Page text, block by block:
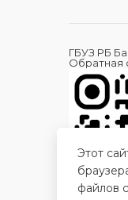
ГБУЗ РБ
Обратная
Этот
файлов